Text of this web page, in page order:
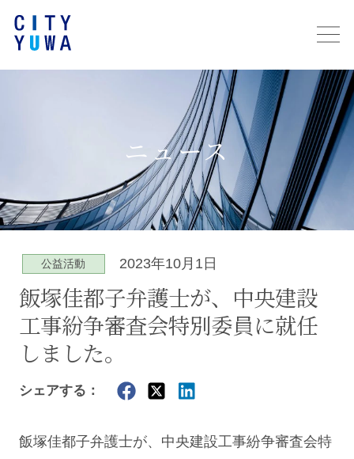
ニュース
公益活動 2023年10月1日
飯塚佳都子弁護士が、中央建設
工事紛争審査会特別委員に就任
しました。
シェアする：
飯塚佳都子弁護士が、中央建設工事紛争審査会特